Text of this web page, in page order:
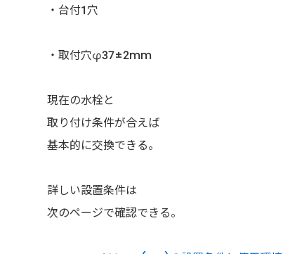
・台付1穴
・取付穴φ37±2mm
現在の水栓と
取り付け条件が合えば
基本的に交換できる。
詳しい設置条件は
次のページで確認できる。